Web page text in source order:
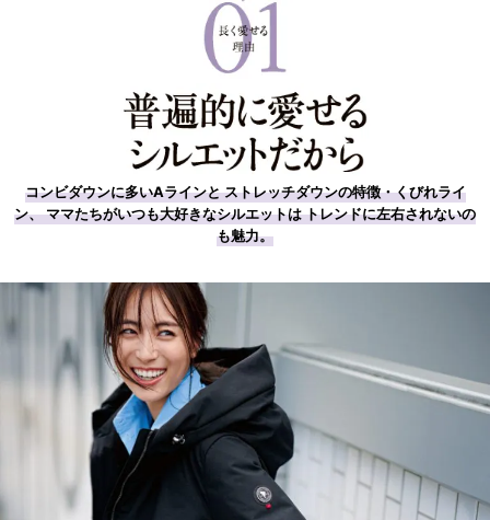
コンビダウンに多いAラインと ストレッチダウンの特徴・くびれライ
ン、 ママたちがいつも大好きなシルエットは トレンドに左右されないの
も魅力。